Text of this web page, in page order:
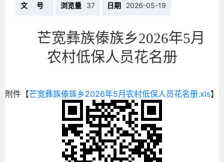
文 号 浏览量 37 日期 2026-05-19
芒宽彝族傣族乡2026年5月
农村低保人员花名册
附件【芒宽彝族傣族乡2026年5月农村低保人员花名册.xls】